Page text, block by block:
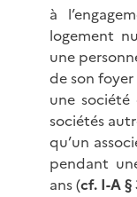
à
logement
une
de son
une société
sociétés
qu’un
pendant
ans (cf. I-A §